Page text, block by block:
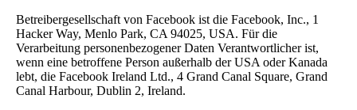
Betreibergesellschaft von Facebook ist die Facebook, Inc., 1
Hacker Way, Menlo Park, CA 94025, USA. Für die
Verarbeitung personenbezogener Daten Verantwortlicher ist,
wenn eine betroffene Person außerhalb der USA oder Kanada
lebt, die Facebook Ireland Ltd., 4 Grand Canal Square, Grand
Canal Harbour, Dublin 2, Ireland.